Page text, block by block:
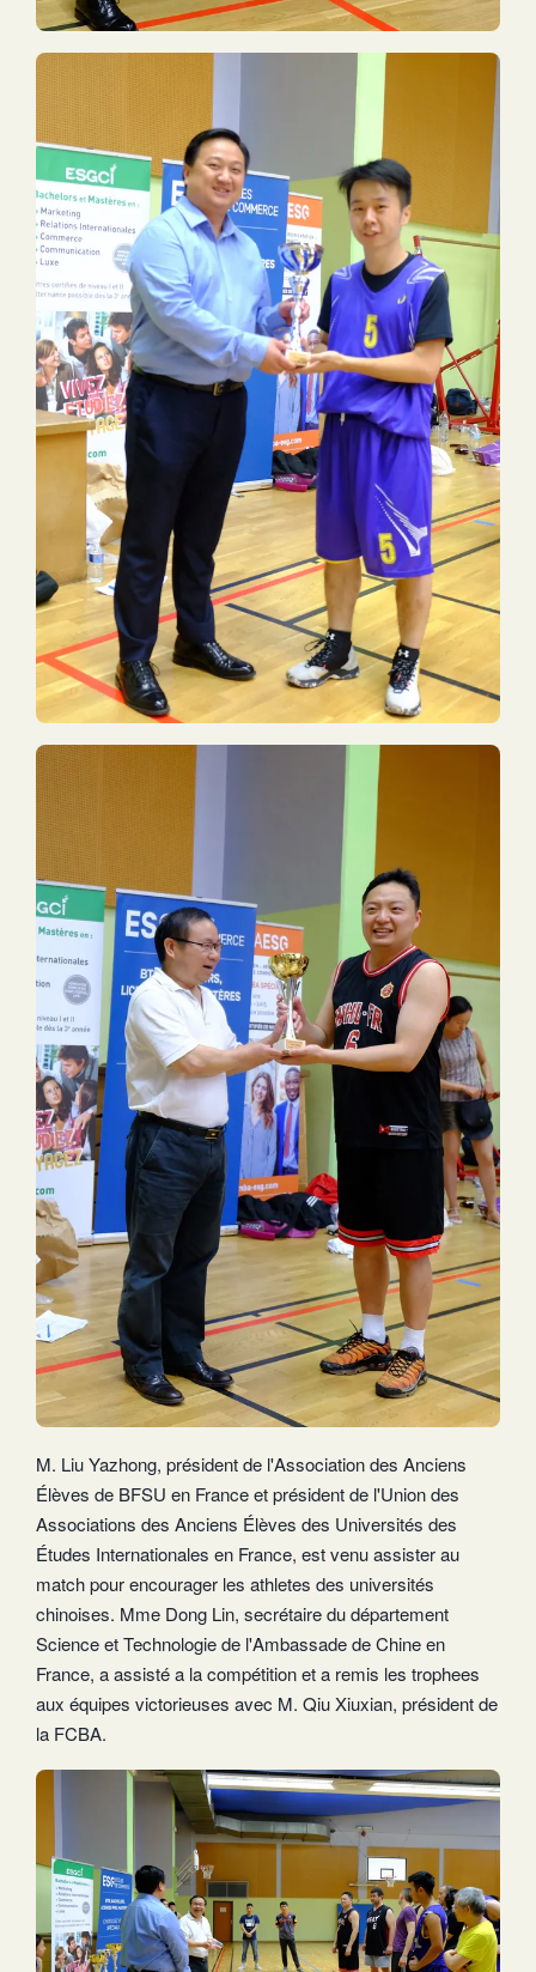
M. Liu Yazhong, président de l'Association des Anciens
Élèves de BFSU en France et président de l'Union des
Associations des Anciens Élèves des Universités des
Études Internationales en France, est venu assister au
match pour encourager les athletes des universités
chinoises. Mme Dong Lin, secrétaire du département
Science et Technologie de l'Ambassade de Chine en
France, a assisté a la compétition et a remis les trophees
aux équipes victorieuses avec M. Qiu Xiuxian, président de
la FCBA.